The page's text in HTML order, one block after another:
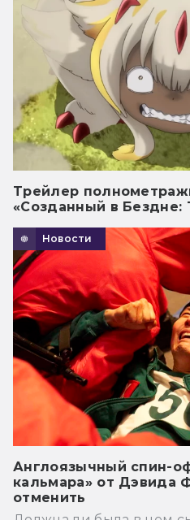
Трейлер
«Созданный в Бездне:
Новости
Англоязычный спин-
кальмара» от Дэвида
отменить